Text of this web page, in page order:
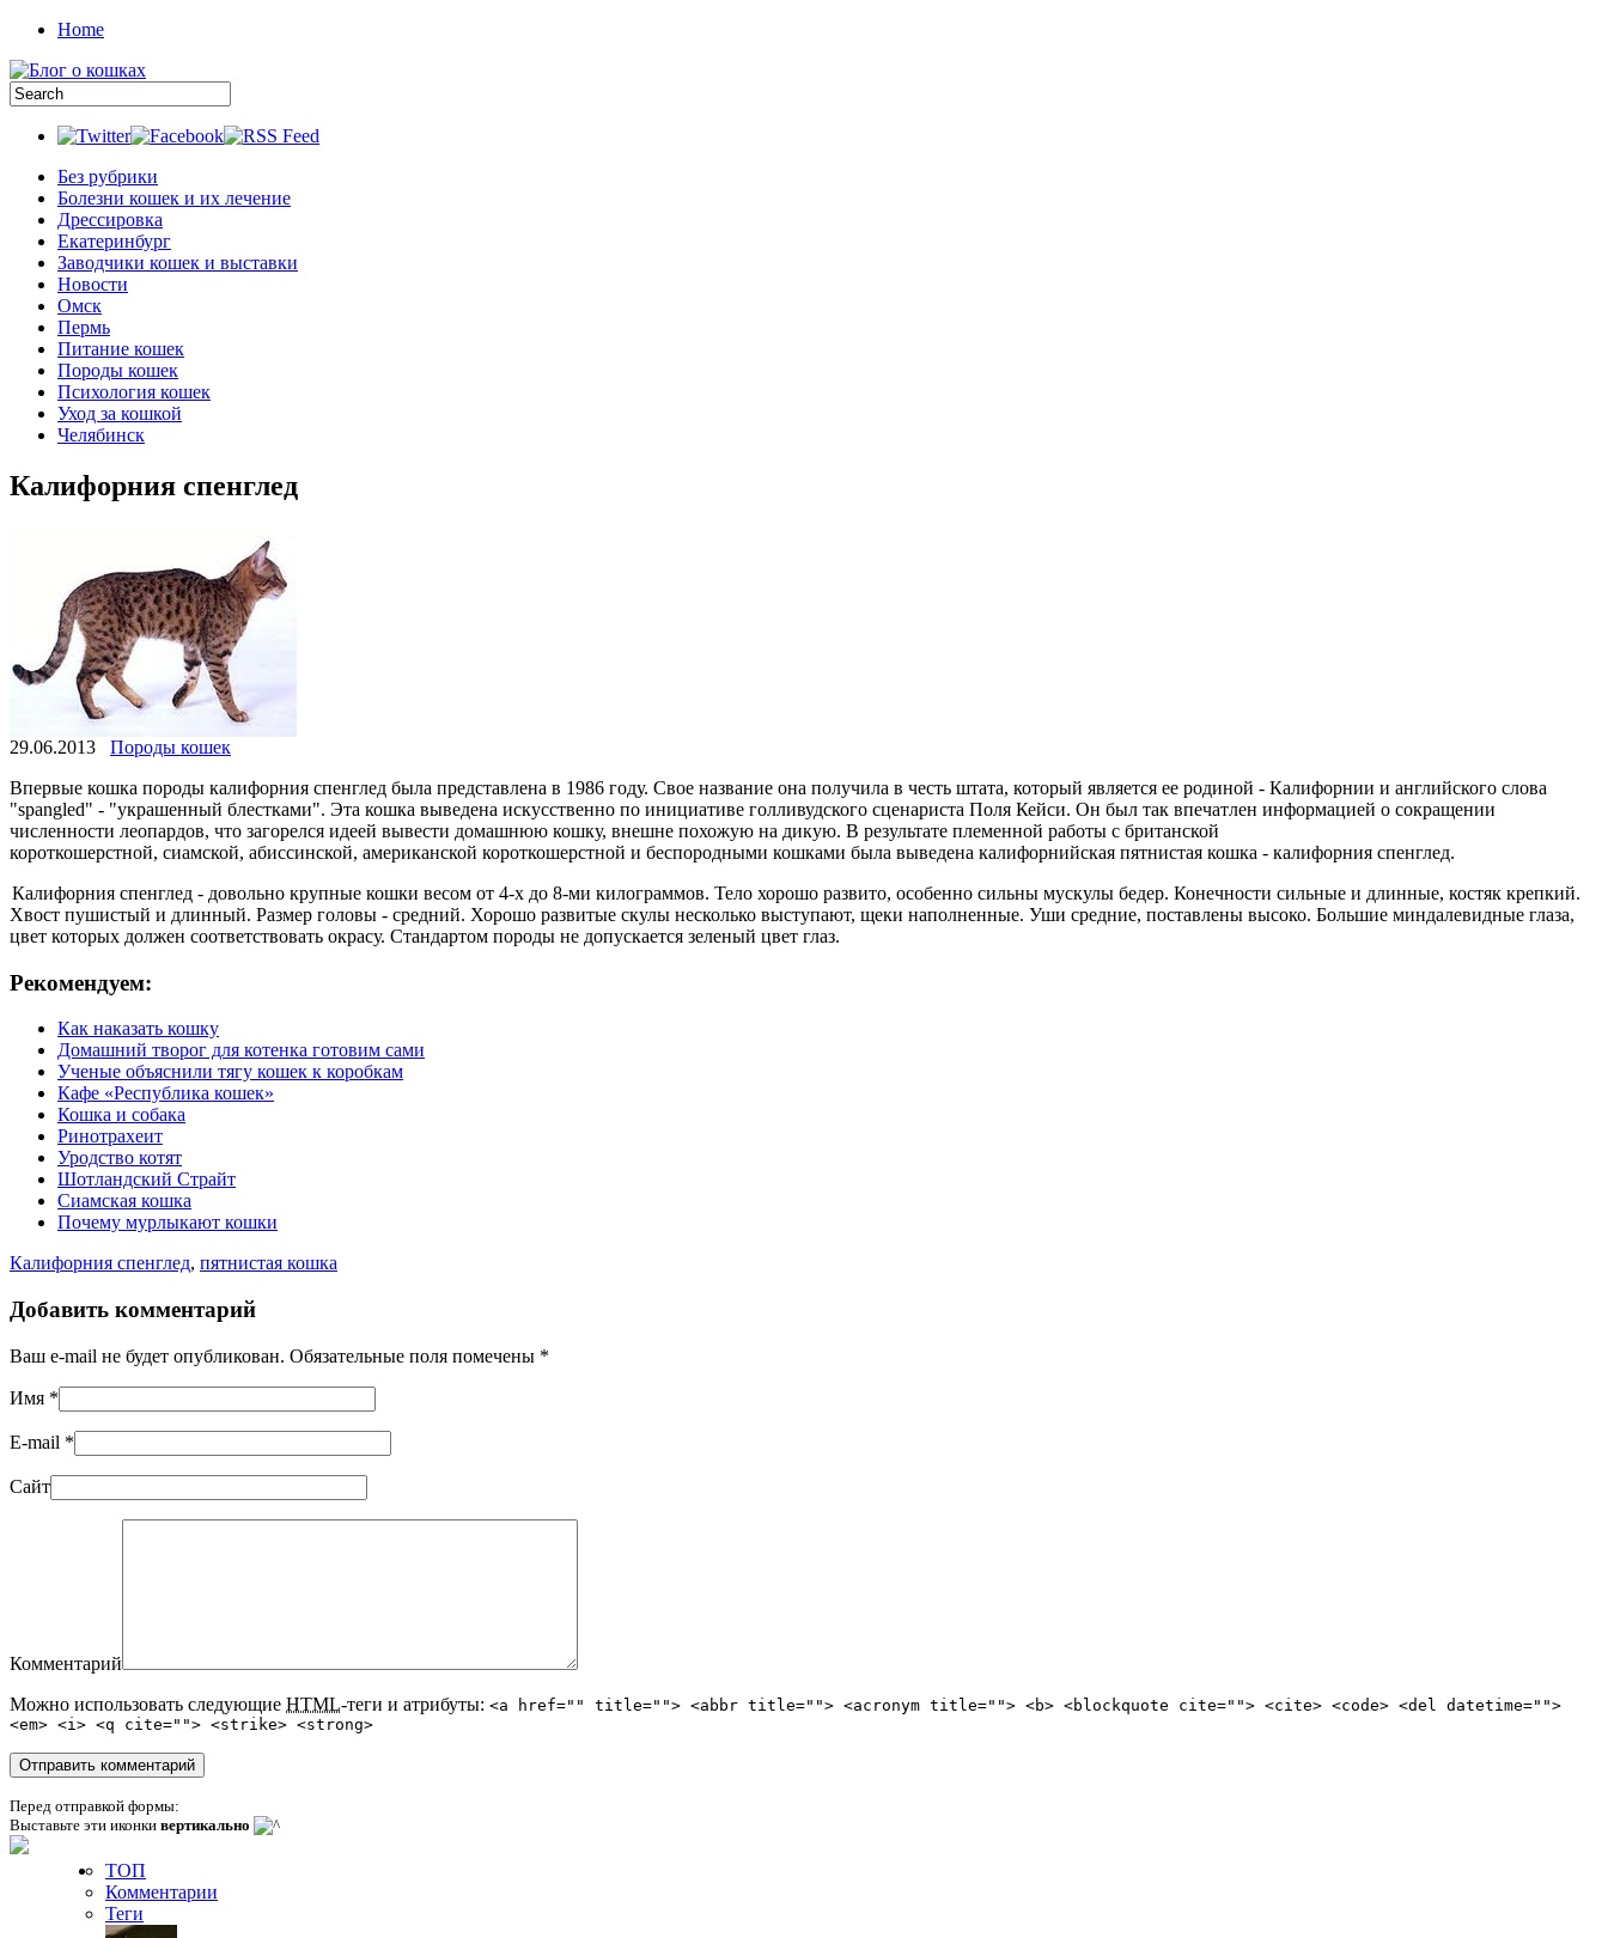
Home
Без рубрики
Болезни кошек и их лечение
Дрессировка
Екатеринбург
Заводчики кошек и выставки
Новости
Омск
Пермь
Питание кошек
Породы кошек
Психология кошек
Уход за кошкой
Челябинск
Калифорния спенглед
29.06.2013
Породы кошек
Впервые кошка породы калифорния спенглед была представлена в 1986 году. Свое название она получила в честь штата, который является ее родиной - Калифорнии и английского слова
"spangled" - "украшенный блестками". Эта кошка выведена искусственно по инициативе голливудского сценариста Поля Кейси. Он был так впечатлен информацией о сокращении
численности леопардов, что загорелся идеей вывести домашнюю кошку, внешне похожую на дикую. В результате племенной работы с британской
короткошерстной, сиамской, абиссинской, американской короткошерстной и беспородными кошками была выведена калифорнийская пятнистая кошка - калифорния спенглед.
Калифорния спенглед - довольно крупные кошки весом от 4-х до 8-ми килограммов. Тело хорошо развито, особенно сильны мускулы бедер. Конечности сильные и длинные, костяк крепкий.
Хвост пушистый и длинный. Размер головы - средний. Хорошо развитые скулы несколько выступают, щеки наполненные. Уши средние, поставлены высоко. Большие миндалевидные глаза,
цвет которых должен соответствовать окрасу. Стандартом породы не допускается зеленый цвет глаз.
Рекомендуем:
Как наказать кошку
Домашний творог для котенка готовим сами
Ученые объяснили тягу кошек к коробкам
Кафе «Республика кошек»
Кошка и собака
Ринотрахеит
Уродство котят
Шотландский Страйт
Сиамская кошка
Почему мурлыкают кошки
Калифорния спенглед, пятнистая кошка
Добавить комментарий
Ваш e-mail не будет опубликован. Обязательные поля помечены *
Имя *
E-mail *
Сайт
Комментарий
Можно использовать следующие HTML-теги и атрибуты: <a href="" title=""> <abbr title=""> <acronym title=""> <b> <blockquote cite=""> <cite> <code> <del datetime="">
<em> <i> <q cite=""> <strike> <strong>
Перед отправкой формы:
Выставьте эти иконки вертикально
ТОП
Комментарии
Теги